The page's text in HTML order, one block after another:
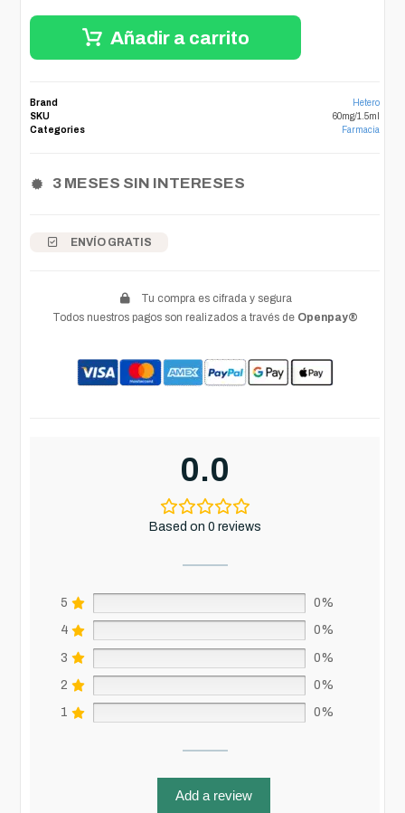
Añadir a carrito
Brand
Hetero
SKU
60mg/1.5ml
Categories
Farmacia
3 MESES SIN INTERESES
ENVÍO GRATIS
Tu compra es cifrada y segura
Todos nuestros pagos son realizados a través de Openpay®
0.0
Based on 0 reviews
5 0%
4 0%
3 0%
2 0%
1 0%
Add a review